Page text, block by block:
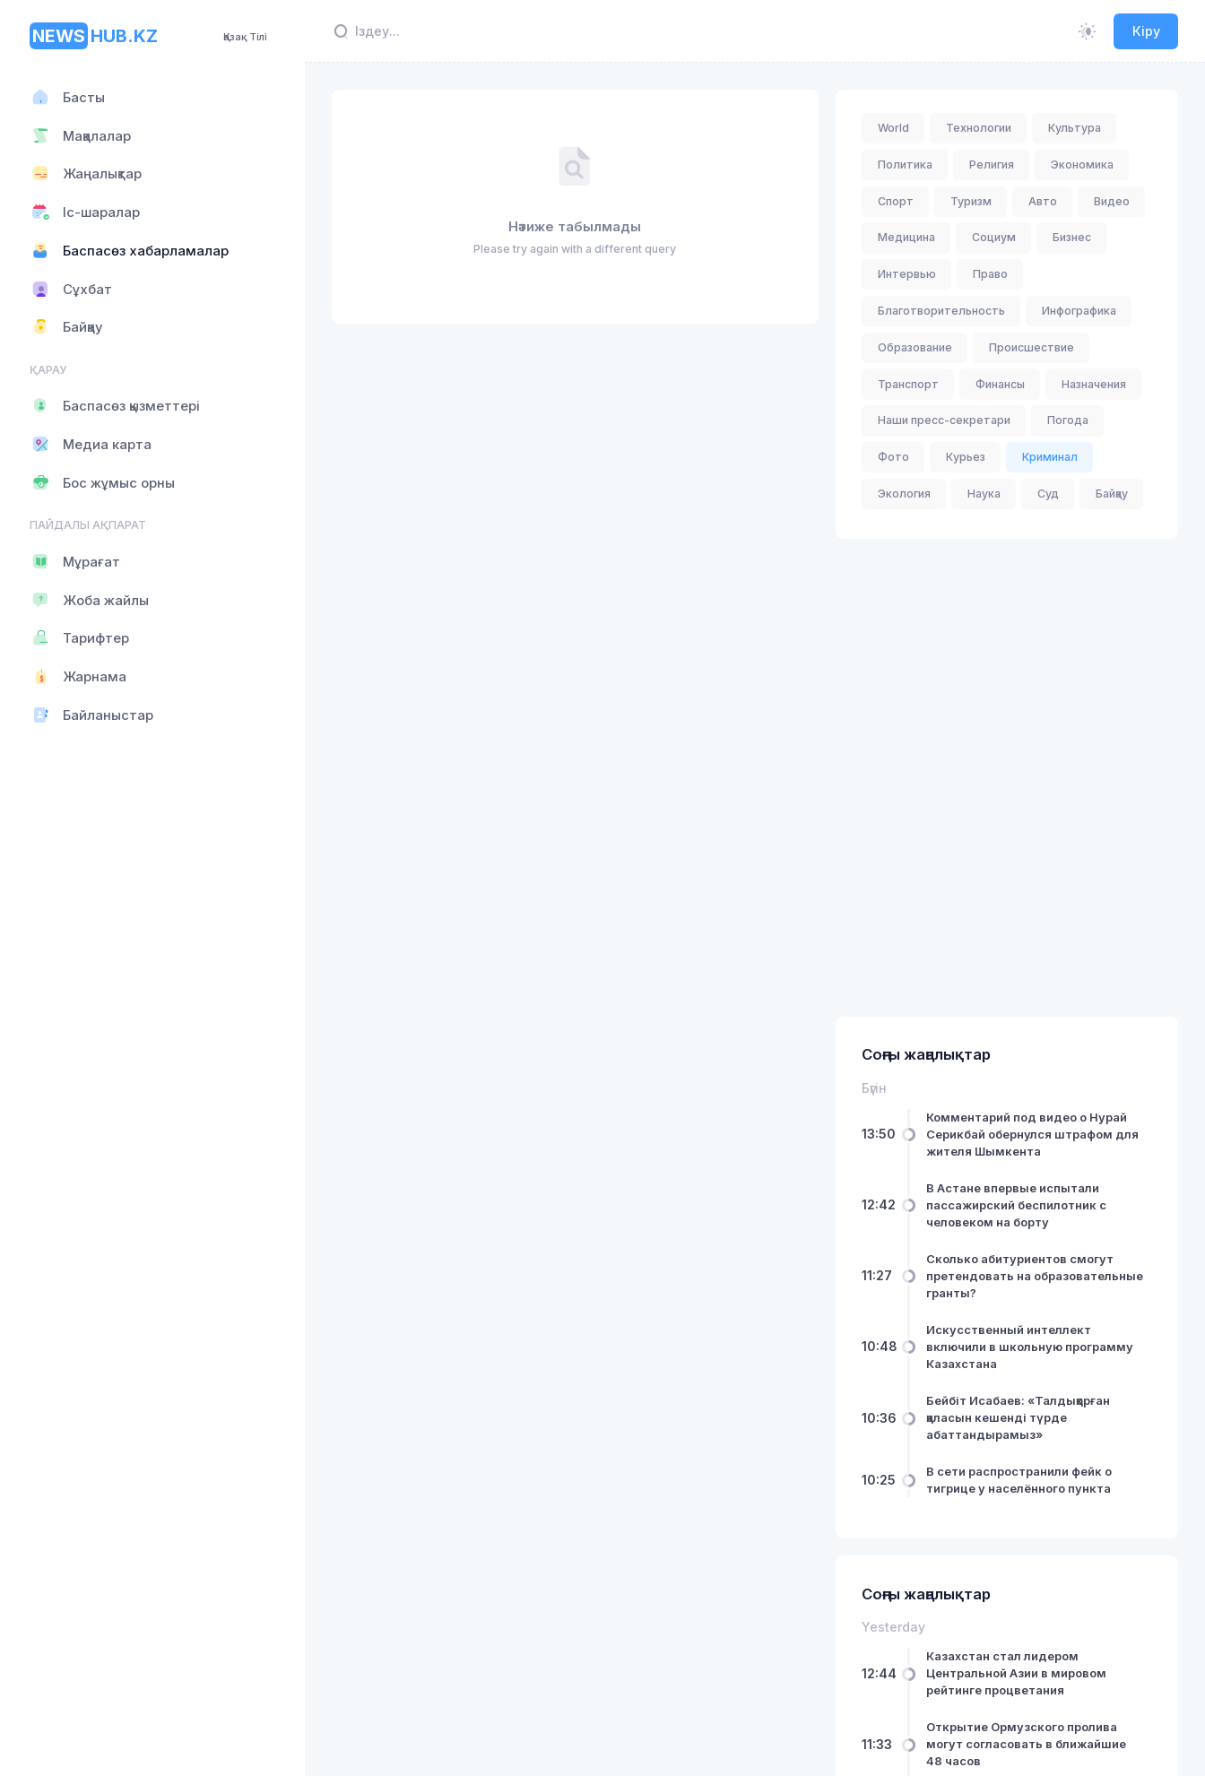
Кіру
NEWS HUB.KZ Қазақ Тілі
Басты
Мақалалар
Жаңалықтар
Іс-шаралар
Баспасөз хабарламалар
Сұхбат
Байқау
ҚАРАУ
Баспасөз қызметтері
Медиа карта
Бос жұмыс орны
ПАЙДАЛЫ АҚПАРАТ
Мұрағат
Жоба жайлы
Тарифтер
Жарнама
Байланыстар
Нәтиже табылмады
Please try again with a different query
World Технологии Культура
Политика Религия Экономика
Спорт Туризм Авто Видео
Медицина Социум Бизнес
Интервью Право
Благотворительность Инфографика
Образование Происшествие
Транспорт Финансы Назначения
Наши пресс-секретари Погода
Фото Курьез Криминал
Экология Наука Суд Байқау
Соңғы жаңалықтар
Бүгін
13:50
Комментарий под видео о Нурай
Серикбай обернулся штрафом для
жителя Шымкента
12:42
В Астане впервые испытали
пассажирский беспилотник с
человеком на борту
11:27
Сколько абитуриентов смогут
претендовать на образовательные
гранты?
10:48
Искусственный интеллект
включили в школьную программу
Казахстана
10:36
Бейбіт Исабаев: «Талдықорған
қаласын кешенді түрде
абаттандырамыз»
10:25
В сети распространили фейк о
тигрице у населённого пункта
Соңғы жаңалықтар
Yesterday
12:44
Казахстан стал лидером
Центральной Азии в мировом
рейтинге процветания
11:33
Открытие Ормузского пролива
могут согласовать в ближайшие
48 часов